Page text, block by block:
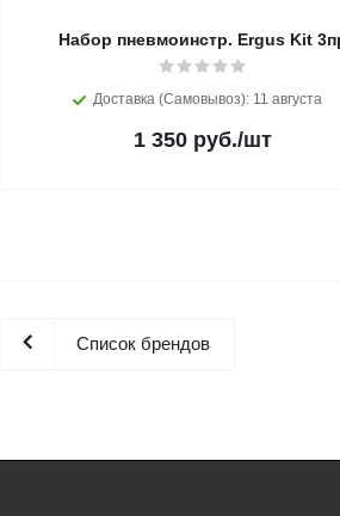
Набор пневмоинстр. Ergus Kit
Доставка (Самовывоз): 11 августа
1 350 руб./шт
Список брендов